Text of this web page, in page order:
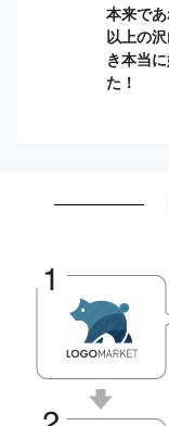
本来で
以上の
き本当
た！